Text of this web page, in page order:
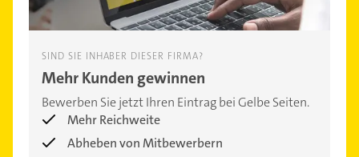
SIND SIE INHABER DIESER FIRMA?
Mehr Kunden gewinnen
Bewerben Sie jetzt Ihren Eintrag bei Gelbe Seiten.
Mehr Reichweite
Abheben von Mitbewerbern